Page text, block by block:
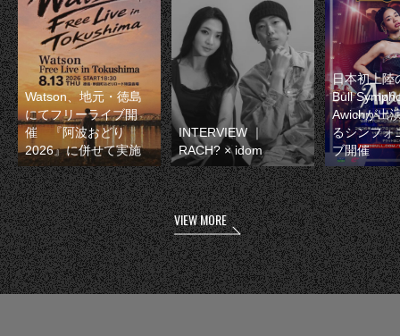
Watson、地元・徳島
にてフリーライブ開
催 『阿波おどり
2026』に併せて実施
INTERVIEW ｜
RACH? × idom
日本初上陸
Bull
Awichが出
るシンフォ
ブ開催
VIEW MORE